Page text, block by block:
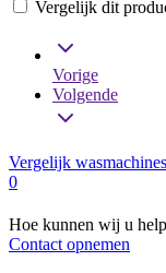
Vergelijk dit
Vorige
Volgende
Vergelijk wasmachines
0
Hoe kunnen wij u
Contact opnemen